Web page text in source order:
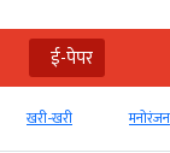
ई-पेपर
खरी-खरी मनोरंजन